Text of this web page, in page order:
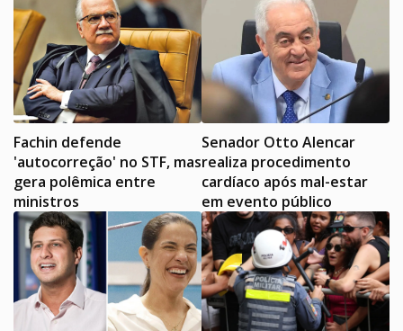
Fachin defende
'autocorreção' no STF, mas
gera polêmica entre
ministros
Senador Otto Alencar
realiza procedimento
cardíaco após mal-estar
em evento público